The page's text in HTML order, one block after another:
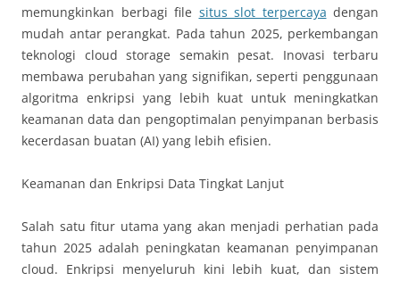
memungkinkan berbagi file situs slot terpercaya dengan
mudah antar perangkat. Pada tahun 2025, perkembangan
teknologi cloud storage semakin pesat. Inovasi terbaru
membawa perubahan yang signifikan, seperti penggunaan
algoritma enkripsi yang lebih kuat untuk meningkatkan
keamanan data dan pengoptimalan penyimpanan berbasis
kecerdasan buatan (AI) yang lebih efisien.
Keamanan dan Enkripsi Data Tingkat Lanjut
Salah satu fitur utama yang akan menjadi perhatian pada
tahun 2025 adalah peningkatan keamanan penyimpanan
cloud. Enkripsi menyeluruh kini lebih kuat, dan sistem